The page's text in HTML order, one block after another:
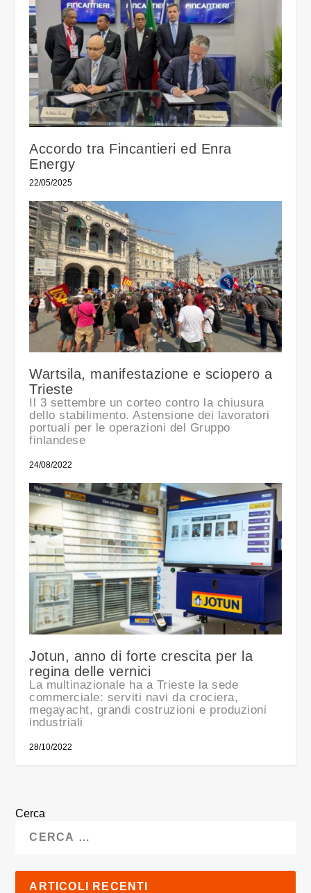
Accordo tra Fincantieri ed Enra
Energy
22/05/2025
Wartsila, manifestazione e sciopero a
Trieste
Il 3 settembre un corteo contro la chiusura
dello stabilimento. Astensione dei lavoratori
portuali per le operazioni del Gruppo
finlandese
24/08/2022
Jotun, anno di forte crescita per la
regina delle vernici
La multinazionale ha a Trieste la sede
commerciale: serviti navi da crociera,
megayacht, grandi costruzioni e produzioni
industriali
28/10/2022
Cerca
ARTICOLI RECENTI